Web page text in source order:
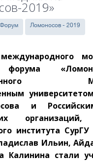
2019»
Форум Ломоносов - 2019
и
организаций,
института
Ильин,
Калинина стали